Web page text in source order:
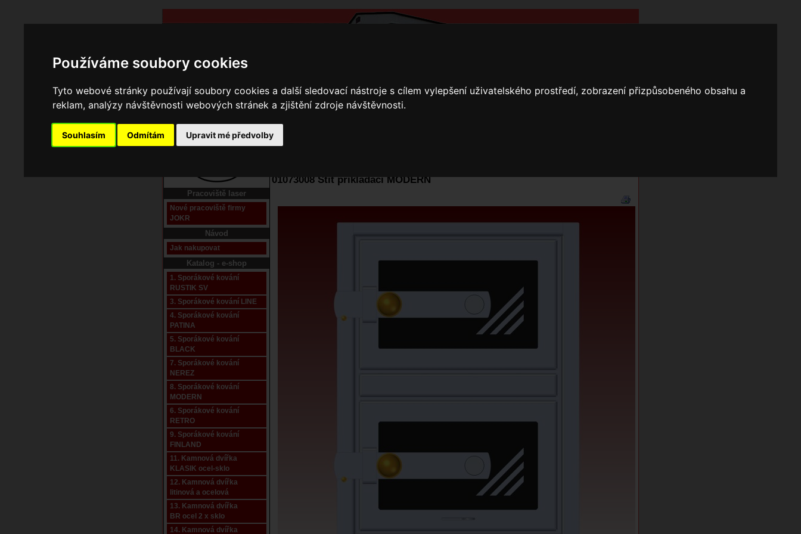
Používáme soubory cookies
Tyto webové stránky používají soubory cookies a další sledovací nástroje s cílem vylepšení uživatelského prostředí, zobrazení přizpůsobeného obsahu a
reklam, analýzy návštěvnosti webových stránek a zjištění zdroje návštěvnosti.
Souhlasím Odmítám Upravit mé předvolby
Domů Kontakty
Pracoviště laser
Nové pracoviště firmy
JOKR
Návod
Jak nakupovat
Katalog - e-shop
1. Sporákové kování
RUSTIK SV
3. Sporákové kování LINE
4. Sporákové kování
PATINA
5. Sporákové kování
BLACK
7. Sporákové kování
NEREZ
8. Sporákové kování
MODERN
6. Sporákové kování
RETRO
9. Sporákové kování
FINLAND
11. Kamnová dvířka
KLASIK ocel-sklo
12. Kamnová dvířka
litinová a ocelová
13. Kamnová dvířka
BR ocel 2 x sklo
14. Kamnová dvířka
01073008 Štít přikládací MODERN